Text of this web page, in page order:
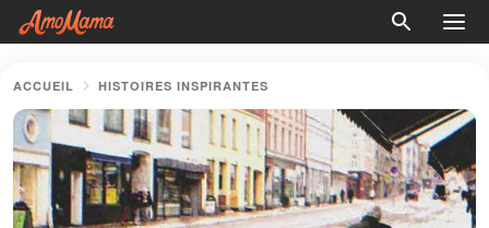
ACCUEIL HISTOIRES INSPIRANTES